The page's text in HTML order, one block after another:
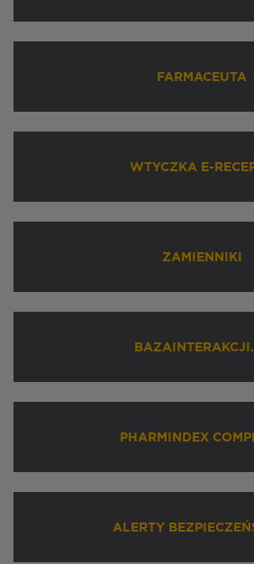
FARMACEUTA
WTYCZKA E-
ZAMIENNIKI
PHARMINDEX
ALERTY